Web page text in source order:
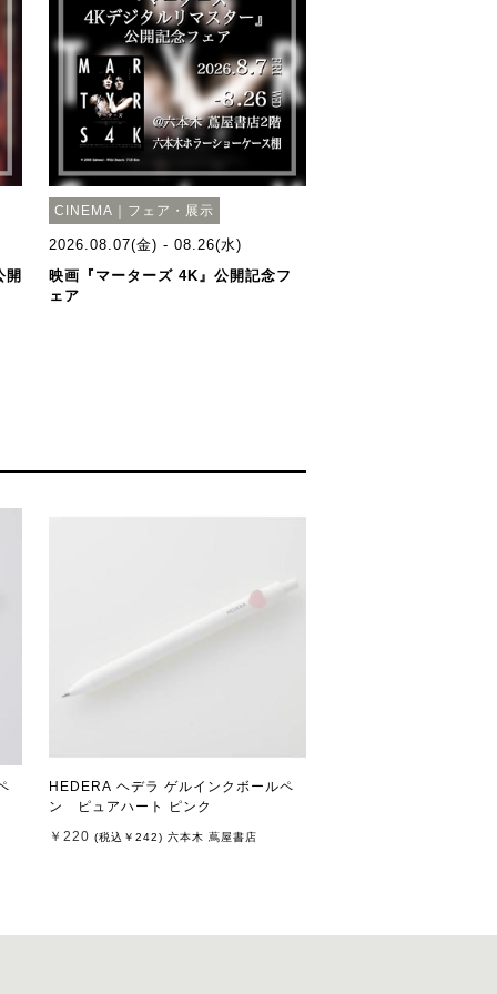
開
CINEMA｜フェア・展示
2026.08.07(金) - 08.26(水)
映画『マーターズ 4K』公開記念フ
ェア
HEDERA ヘデラ ゲルインクボールペ
ン ピュアハート ピンク
￥220 (税込 ￥242) 六本木 蔦屋書店